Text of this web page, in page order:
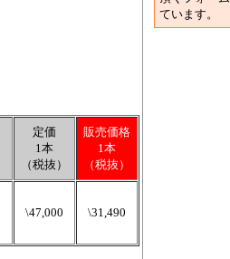
定価
1本
（税抜）
販売価格
1本
（税抜）
\47,000 \31,490
ています。